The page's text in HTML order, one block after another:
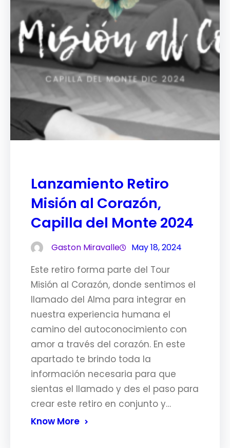
Lanzamiento Retiro
Misión al Corazón,
Capilla del Monte 2024
Gaston Miravalle May 18, 2024
Este retiro forma parte del Tour
Misión al Corazón, donde sentimos el
llamado del Alma para integrar en
nuestra experiencia humana el
camino del autoconocimiento con
amor a través del corazón. En este
apartado te brindo toda la
información necesaria para que
sientas el llamado y des el paso para
crear este retiro en conjunto y…
Know More